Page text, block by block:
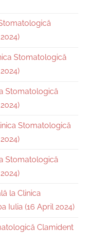
Stomatologică
Stomatologică
Stomatologică
Stomatologică
la Clinica
Iulia (16 April 2024)
Clamident